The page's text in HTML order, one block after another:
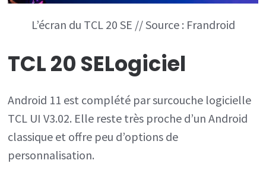
L’écran du TCL 20 SE // Source : Frandroid
TCL 20 SELogiciel
Android 11 est complété par surcouche logicielle
TCL UI V3.02. Elle reste très proche d’un Android
classique et offre peu d’options de
personnalisation.